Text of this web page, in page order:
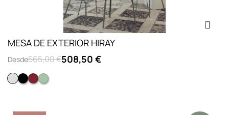
MESA DE EXTERIOR HIRAY
Desde565,00 €508,50 €
Blanco
Negro
ÓxidoVerde